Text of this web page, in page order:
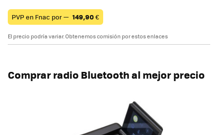
PVP en Fnac por — 149,90€
El precio podría variar. Obtenemos comisión por estos enlaces
Comprar radio Bluetooth al mejor precio